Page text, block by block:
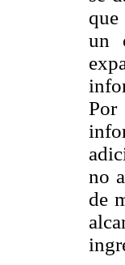
un
no
de